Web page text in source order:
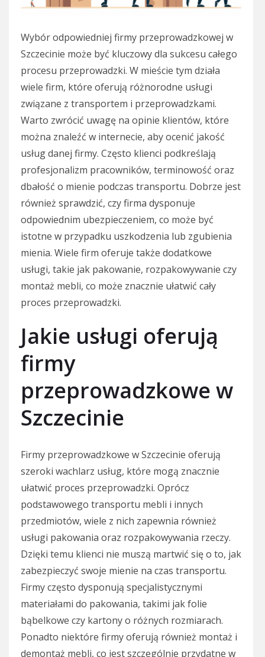
Wybór odpowiedniej firmy przeprowadzkowej w
Szczecinie może być kluczowy dla sukcesu całego
procesu przeprowadzki. W mieście tym działa
wiele firm, które oferują różnorodne usługi
związane z transportem i przeprowadzkami.
Warto zwrócić uwagę na opinie klientów, które
można znaleźć w internecie, aby ocenić jakość
usług danej firmy. Często klienci podkreślają
profesjonalizm pracowników, terminowość oraz
dbałość o mienie podczas transportu. Dobrze jest
również sprawdzić, czy firma dysponuje
odpowiednim ubezpieczeniem, co może być
istotne w przypadku uszkodzenia lub zgubienia
mienia. Wiele firm oferuje także dodatkowe
usługi, takie jak pakowanie, rozpakowywanie czy
montaż mebli, co może znacznie ułatwić cały
proces przeprowadzki.
Jakie usługi oferują
firmy
przeprowadzkowe w
Szczecinie
Firmy przeprowadzkowe w Szczecinie oferują
szeroki wachlarz usług, które mogą znacznie
ułatwić proces przeprowadzki. Oprócz
podstawowego transportu mebli i innych
przedmiotów, wiele z nich zapewnia również
usługi pakowania oraz rozpakowywania rzeczy.
Dzięki temu klienci nie muszą martwić się o to, jak
zabezpieczyć swoje mienie na czas transportu.
Firmy często dysponują specjalistycznymi
materiałami do pakowania, takimi jak folie
bąbelkowe czy kartony o różnych rozmiarach.
Ponadto niektóre firmy oferują również montaż i
demontaż mebli, co jest szczególnie przydatne w